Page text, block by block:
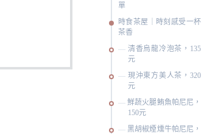
單
時食茶屋｜時刻感受一杯
茶香
清香烏龍冷泡茶，135
元
現沖東方美人茶，320
元
鮮蔬火腿鮪魚帕尼尼，
150元
黑胡椒煙燻牛帕尼尼，